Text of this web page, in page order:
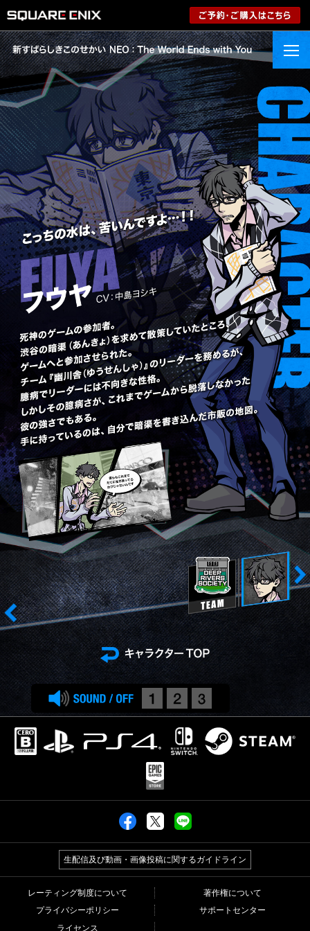
PS4版 e-STORE
生配信及び動画・画像投稿に関するガイドライン
レーティング制度について
著作権について
プライバシーポリシー
サポートセンター
ライセンス